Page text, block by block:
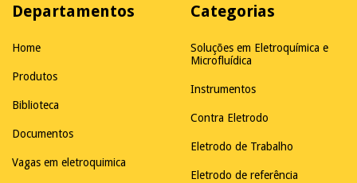
Departamentos
Home
Produtos
Biblioteca
Documentos
Vagas em eletroquimica
Categorias
Soluções em Eletroquímica e
Microfluídica
Instrumentos
Contra Eletrodo
Eletrodo de Trabalho
Eletrodo de referência